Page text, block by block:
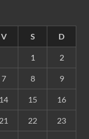
V S D
1 2
7 8 9
14 15 16
21 22 23